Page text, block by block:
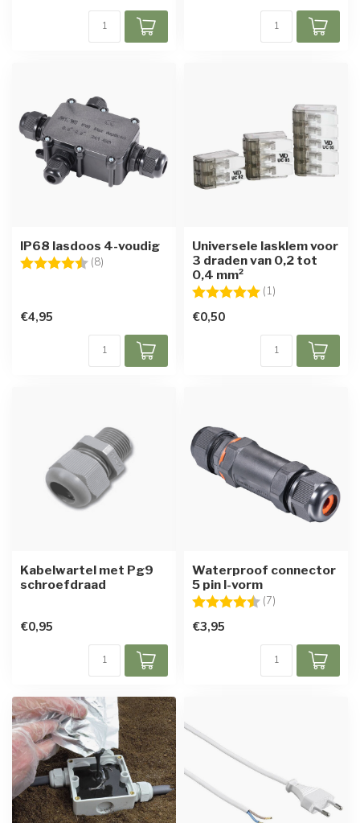
IP68 lasdoos 4-voudig
Beoordeling: (8)
€4,95
Universele lasklem voor
3 draden van 0,2 tot
0,4 mm²
Beoordeling: (1)
€0,50
Kabelwartel met Pg9
schroefdraad
€0,95
Waterproof connector
5 pin I-vorm
Beoordeling: (7)
€3,95